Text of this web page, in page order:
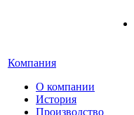
Компания
О компании
История
Производство